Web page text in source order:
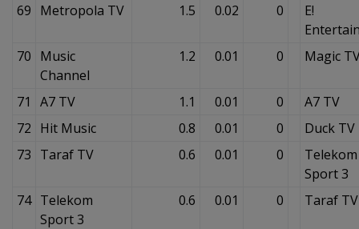
69 Metropola TV 1.5 0.02 0
E!
70 Music
Channel
1.2 0.01 0 Magic
71 A7 TV 1.1 0.01 0
A7 TV
72 Hit Music 0.8 0.01 0
Duck TV
73 Taraf TV 0.6 0.01 0
Telekom
Sport 3
74 Telekom
Sport 3
0.6 0.01 0 Taraf TV